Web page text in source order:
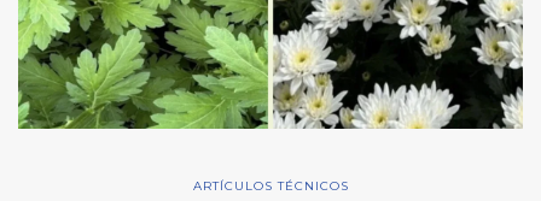
ARTÍCULOS TÉCNICOS